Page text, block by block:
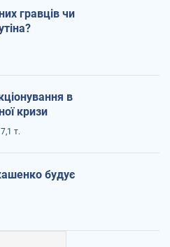
гравців чи
в
кризи
т.
будує